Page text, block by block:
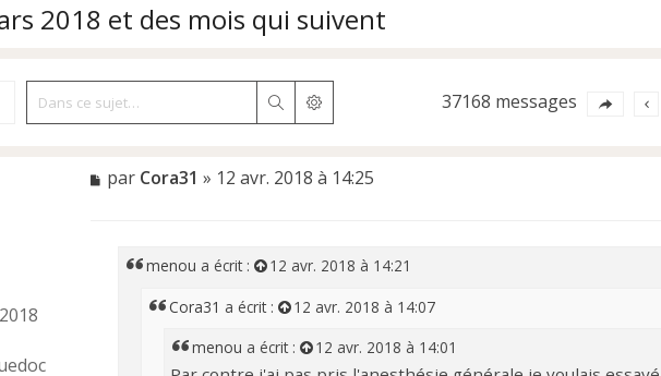
2018 et des mois qui suivent
RechercherRecherche avancée37168 messages
M
par Cora31 » 12 avr. 2018 à 14:25
menou a écrit :
12 avr. 2018 à 14:21
Cora31 a écrit :
12 avr. 2018 à 14:07
menou a écrit : 12 avr. 2018 à 14:01